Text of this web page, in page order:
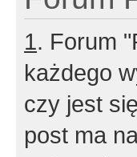
1. Forum
każdego
czy jest
post ma